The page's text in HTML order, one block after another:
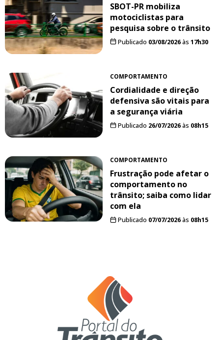
SBOT-PR mobiliza
motociclistas para
pesquisa sobre o trânsito
Publicado 03/08/2026às 17h30
COMPORTAMENTO
Cordialidade e direção
defensiva são vitais para
a segurança viária
Publicado 26/07/2026às 08h15
COMPORTAMENTO
Frustração pode afetar o
comportamento no
trânsito; saiba como lidar
com ela
Publicado 07/07/2026às 08h15